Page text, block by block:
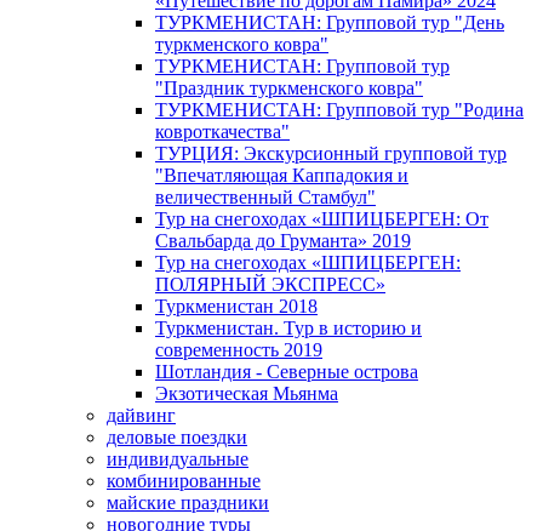
ТУРКМЕНИСТАН: Групповой тур "День
туркменского ковра"
ТУРКМЕНИСТАН: Групповой тур
"Праздник туркменского ковра"
ТУРКМЕНИСТАН: Групповой тур "Родина
ковроткачества"
ТУРЦИЯ: Экскурсионный групповой тур
"Впечатляющая Каппадокия и
величественный Стамбул"
Тур на снегоходах «ШПИЦБЕРГЕН: От
Свальбарда до Груманта» 2019
Тур на снегоходах «ШПИЦБЕРГЕН:
ПОЛЯРНЫЙ ЭКСПРЕСС»
Туркменистан 2018
Туркменистан. Тур в историю и
современность 2019
Шотландия - Северные острова
Экзотическая Мьянма
дайвинг
деловые поездки
индивидуальные
комбинированные
майские праздники
новогодние туры